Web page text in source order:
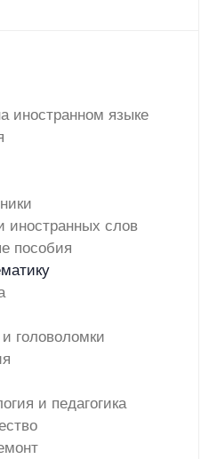
иностранном языке
иностранных слов
пособия
головоломки
и педагогика